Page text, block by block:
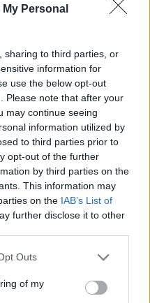
Personal
sharing to third parties, or
information for
use the below opt-out
Please note that after your
may continue seeing
information utilized by
to third parties prior to
opt-out of the further
by third parties on the
This information may
on the IAB’s List of
further disclose it to other
uses one or more Google
You may click to
its third-party tags to
Outs
of my
fizethetnek a
– mondta
ez olyan
hogy
elé lök.
fizetettek